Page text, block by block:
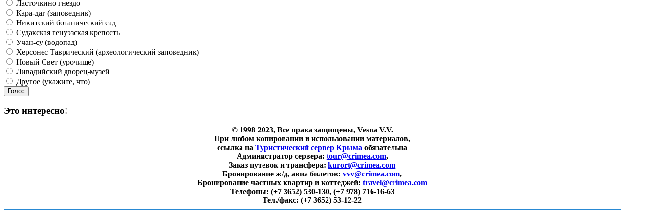
Ласточкино гнездо
Кара-даг (заповедник)
Никитский ботанический сад
Судакская генуэзская крепость
Учан-су (водопад)
Херсонес Таврический (археологический заповедник)
Новый Свет (урочище)
Ливадийский дворец-музей
Другое (укажите, что)
Это интересно!
© 1998-2023, Все права защищены, Vesna V.V.
При любом копировании и использовании материалов,
ссылка наТуристический сервер Крыма обязательна
Администратор сервера: tour@crimea.com,
Заказ путевок и трансфера:kurort@crimea.com
Бронирование ж/д, авиа билетов:vvv@crimea.com,
Бронирование частных квартир и коттеджей: travel@crimea.com
Телефоны: (+7 3652) 530-130, (+7 978) 716-16-63
Тел./факс:(+7 3652) 53-12-22